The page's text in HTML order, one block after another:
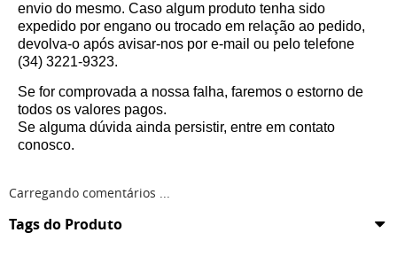
envio do mesmo. Caso algum produto tenha sido
expedido por engano ou trocado em relação ao pedido,
devolva-o após avisar-nos por e-mail ou pelo telefone
(34) 3221-9323.
Se for comprovada a nossa falha, faremos o estorno de
todos os valores pagos.
Se alguma dúvida ainda persistir, entre em contato
conosco.
Carregando comentários ...
Tags do Produto